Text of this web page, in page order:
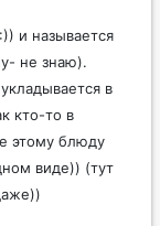
и называется
не знаю).
в
кто-то в
этому блюду
виде)) (тут